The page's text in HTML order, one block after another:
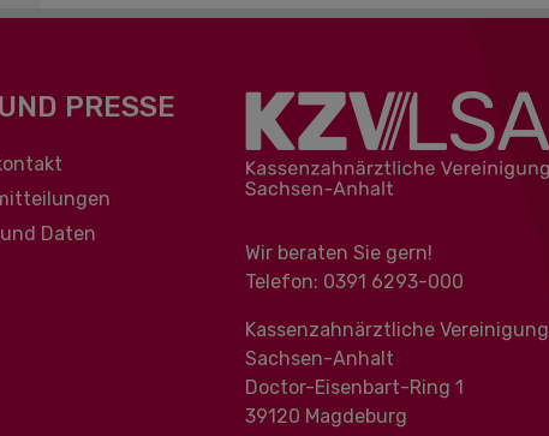
PRESSE
überspringen
Daten
Wir beraten Sie gern!
Telefon: 0391 ‍6293-000
Kassenzahnärztliche Vereinigung
Sachsen-Anhalt
Doctor-Eisenbart-Ring 1
39120 Magdeburg